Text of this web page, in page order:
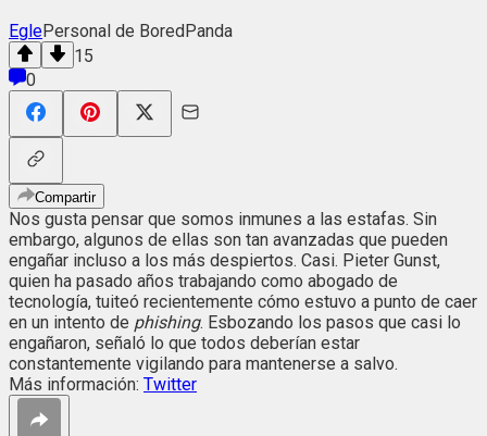
EglePersonal de BoredPanda
15
0
Compartir
Nos gusta pensar que somos inmunes a las estafas. Sin
embargo, algunos de ellas son tan avanzadas que pueden
engañar incluso a los más despiertos. Casi. Pieter Gunst,
quien ha pasado años trabajando como abogado de
tecnología, tuiteó recientemente cómo estuvo a punto de caer
en un intento de phishing. Esbozando los pasos que casi lo
engañaron, señaló lo que todos deberían estar
constantemente vigilando para mantenerse a salvo.
Más información: Twitter